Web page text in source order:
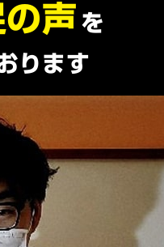
声 を
ります